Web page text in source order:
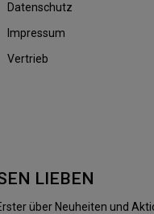
Datenschutz
Impressum
Vertrieb
LIEBEN
über Neuheiten und